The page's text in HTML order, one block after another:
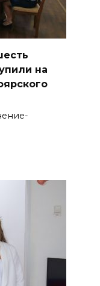
на